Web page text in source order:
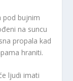
pod bujnim
na suncu
propala kad
hraniti.
ljudi imati